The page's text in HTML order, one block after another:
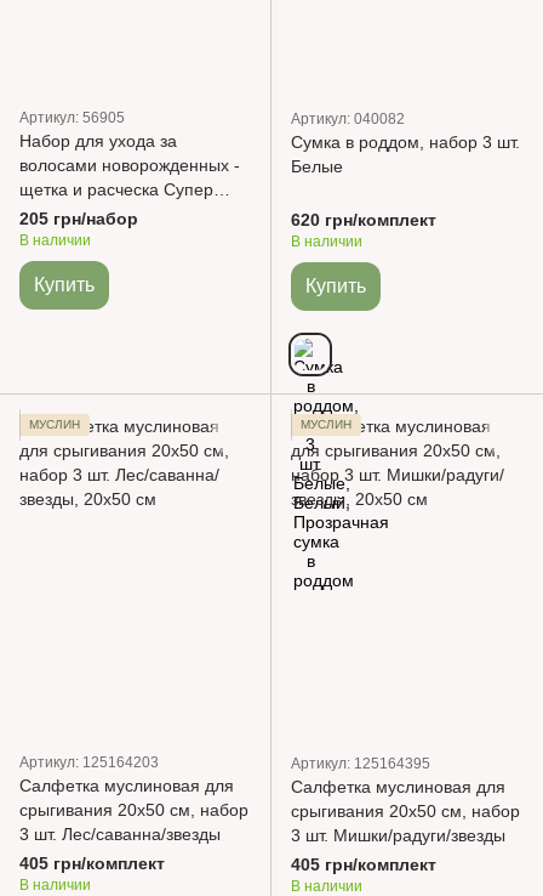
Артикул: 56905
Набор для ухода за
волосами новорожденных -
щетка и расческа Супер
мягкая щетина Бежевый
205 грн/набор
В наличии
Купить
Артикул: 040082
Сумка в роддом, набор 3 шт.
Белые
620 грн/комплект
В наличии
Купить
МУСЛИН
Артикул: 125164203
Салфетка муслиновая для
срыгивания 20х50 см, набор
3 шт. Лес/саванна/звезды
405 грн/комплект
В наличии
МУСЛИН
Артикул: 125164395
Салфетка муслиновая для
срыгивания 20х50 см, набор
3 шт. Мишки/радуги/звезды
405 грн/комплект
В наличии